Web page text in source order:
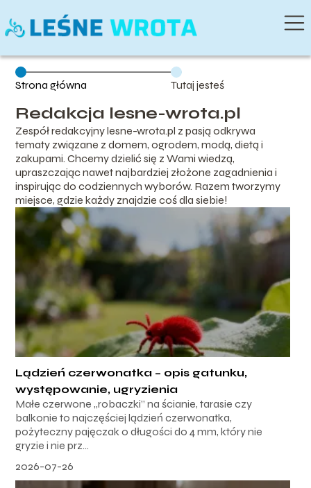
Strona główna Tutaj jesteś
Redakcja lesne-wrota.pl
Zespół redakcyjny lesne-wrota.pl z pasją odkrywa
tematy związane z domem, ogrodem, modą, dietą i
zakupami. Chcemy dzielić się z Wami wiedzą,
upraszczając nawet najbardziej złożone zagadnienia i
inspirując do codziennych wyborów. Razem tworzymy
miejsce, gdzie każdy znajdzie coś dla siebie!
Lądzień czerwonatka – opis gatunku,
występowanie, ugryzienia
Małe czerwone „robaczki” na ścianie, tarasie czy
balkonie to najczęściej lądzień czerwonatka,
pożyteczny pajęczak o długości do 4 mm, który nie
gryzie i nie prz...
2026-07-26